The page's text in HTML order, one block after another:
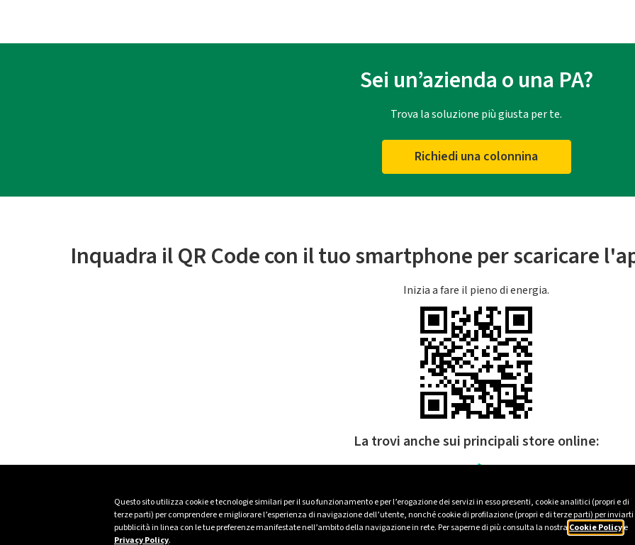
Questo sito utilizza cookie e tecnologie similari per il suo funzionamento e per l’erogazione dei servizi in esso presenti, cookie analitici (propri e di
terze parti) per comprendere e migliorare l’esperienza di navigazione dell’utente, nonché cookie di profilazione (propri e di terze parti) per inviarti
pubblicità in linea con le tue preferenze manifestate nell’ambito della navigazione in rete. Per saperne di più consulta la nostra Cookie Policye
Privacy Policy.
Sei un’azienda o una PA?
Trova la soluzione più giusta per te.
Richiedi una colonnina
Inquadra il QR Code con il tuo smartphone per scaricare
Inizia a fare il pieno di energia.
La trovi anche sui principali store online: